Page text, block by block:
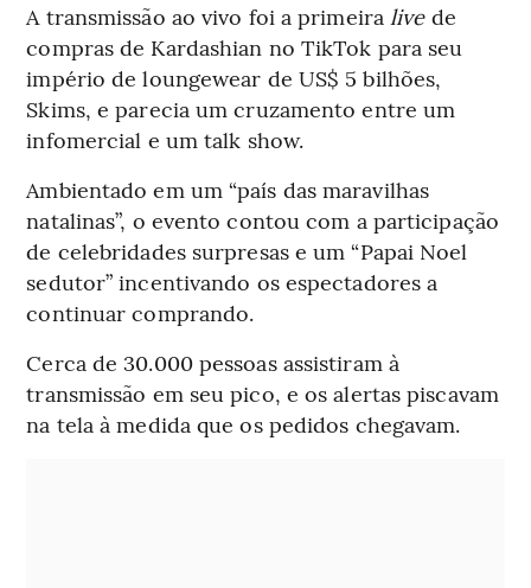
A transmissão ao vivo foi a primeiralivede
compras de Kardashian no TikTok para seu
império de loungewear de US$ 5 bilhões,
Skims, e parecia um cruzamento entre um
infomercial e um talk show.
Ambientado em um “país das maravilhas
natalinas”, o evento contou com a participação
de celebridades surpresas e um “Papai Noel
sedutor” incentivando os espectadores a
continuar comprando.
Cerca de 30.000 pessoas assistiram à
transmissão em seu pico, e os alertas piscavam
na tela à medida que os pedidos chegavam.